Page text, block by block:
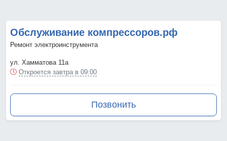
Обслуживание компрессоров.рф
Ремонт электроинструмента
ул. Хамматова 11а
Откроется завтра в 09:00
Позвонить